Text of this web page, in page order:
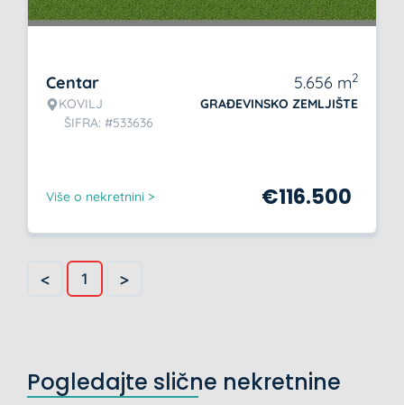
Centar
KOVILJ
ŠIFRA: #533636
5.656 m2
GRAĐEVINSKO ZEMLJIŠTE
Više o nekretnini > €116.500
< 1 >
Pogledajte slične nekretnine